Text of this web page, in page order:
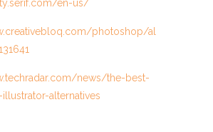
en-us/
photoshop/al
news/the-best-
alternatives